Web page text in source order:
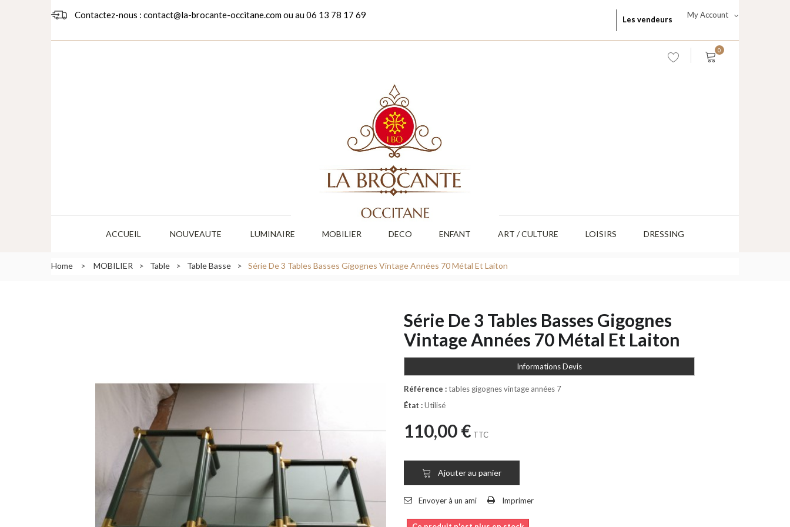
My Account
Contactez-nous : contact@la-brocante-occitane.com ou au 06 13 78 17 69 Les vendeurs
0
ACCUEIL NOUVEAUTE LUMINAIRE MOBILIER DECO ENFANT ART / CULTURE LOISIRS DRESSING
Home > MOBILIER > Table > Table Basse > Série De 3 Tables Basses Gigognes Vintage Années 70 Métal Et Laiton
Série De 3 Tables Basses Gigognes
Vintage Années 70 Métal Et Laiton
Informations Devis
Référence :tables gigognes vintage années 7
État :Utilisé
110,00 € TTC
Ajouter au panier
Envoyer à un ami Imprimer